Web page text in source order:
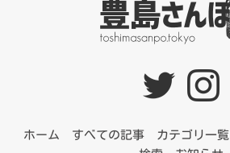
ホーム すべての記事 カテゴリ一覧